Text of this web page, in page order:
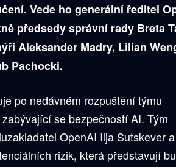
Vede ho generální ředitel
předsedy správní rady Breta
Aleksander Madry, Lilian
Pachocki.
po nedávném rozpuštění týmu
se bezpečností AI. Tým
OpenAI Ilja Sutskever
rizik, která představují